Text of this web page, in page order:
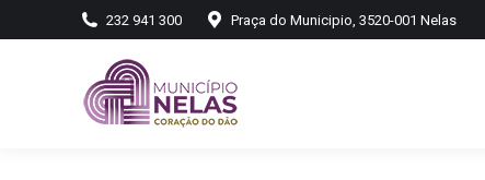
232 941 300 Praça do Municipio, 3520-001 Nelas